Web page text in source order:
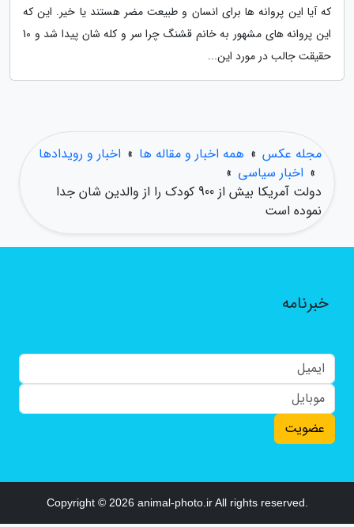
که آیا این پروانه ها برای انسان و طبیعت مضر هستند یا خیر. این که
این پروانه های مشهور به خانم قشنگ چرا سر و کله شان پیدا شد و 10
حقیقت جالب در مورد این...
مجله عکس » همه اخبار و مقاله ها » اخبار و رویدادها
» اخبار سیاسی »
دولت آمریکا بیش از 900 کودک را از والدین شان جدا
نموده است
خبرنامه
عضویت
Copyright © 2026 animal-photo.ir All rights reserved.